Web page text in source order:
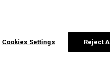
Cookies Settings Reject All